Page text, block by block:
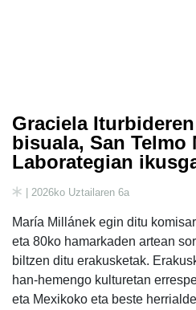
Graciela
bisuala, San Telmo
Laborategian
| 2026ko Uztailaren 6a
María Millánek egin ditu
eta 80ko hamarkaden artean
biltzen ditu erakusketak.
han-hemengo kulturetan
eta Mexikoko eta beste